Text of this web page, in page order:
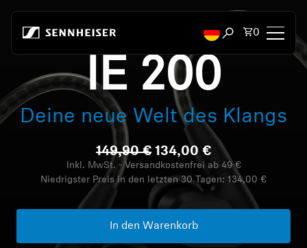
Suchfenster
Artikel im
0
Kopfhörer
Konnektivität
Verwendungszweck
IE 200
Deine neue Welt des Klangs
149,90 € 134,00 €
Inkl. MwSt. - Versandkostenfrei ab 49 €
Niedrigster Preis in den letzten 30 Tagen: 134,00 €
In den Warenkorb